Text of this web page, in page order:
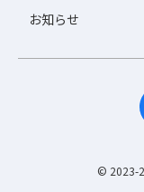
お知らせ
© 2023-